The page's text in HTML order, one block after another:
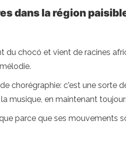
dans la région
du chocó et vient de racines
chorégraphie: c'est une sorte
musique, en maintenant
parce que ses mouvements